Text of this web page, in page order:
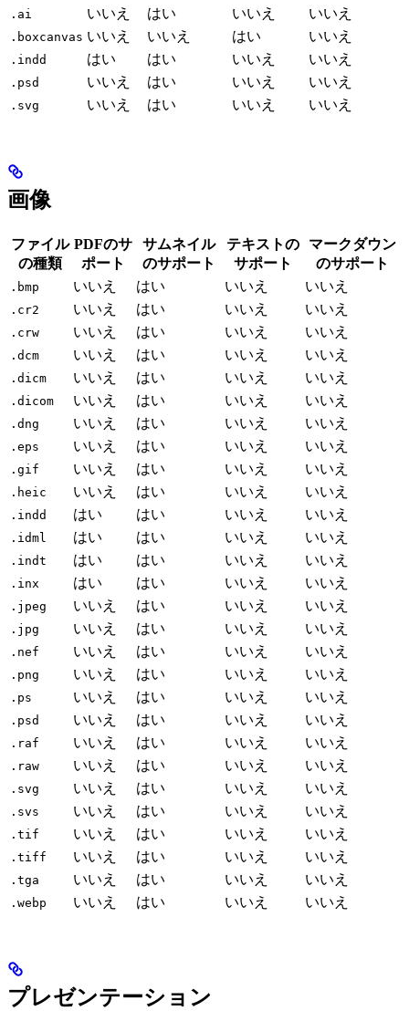
.ai いいえ はい いいえ いいえ
.boxcanvas いいえ いいえ はい いいえ
.indd はい はい いいえ いいえ
.psd いいえ はい いいえ いいえ
.svg いいえ はい いいえ いいえ
画像
ファイル
の種類
PDFのサ
ポート
サムネイル
のサポート
テキストの
サポート
マークダウン
のサポート
.bmp いいえ はい いいえ いいえ
.cr2 いいえ はい いいえ いいえ
.crw いいえ はい いいえ いいえ
.dcm いいえ はい いいえ いいえ
.dicm いいえ はい いいえ いいえ
.dicom いいえ はい いいえ いいえ
.dng いいえ はい いいえ いいえ
.eps いいえ はい いいえ いいえ
.gif いいえ はい いいえ いいえ
.heic いいえ はい いいえ いいえ
.indd はい はい いいえ いいえ
.idml はい はい いいえ いいえ
.indt はい はい いいえ いいえ
.inx はい はい いいえ いいえ
.jpeg いいえ はい いいえ いいえ
.jpg いいえ はい いいえ いいえ
.nef いいえ はい いいえ いいえ
.png いいえ はい いいえ いいえ
.ps いいえ はい いいえ いいえ
.psd いいえ はい いいえ いいえ
.raf いいえ はい いいえ いいえ
.raw いいえ はい いいえ いいえ
.svg いいえ はい いいえ いいえ
.svs いいえ はい いいえ いいえ
.tif いいえ はい いいえ いいえ
.tiff いいえ はい いいえ いいえ
.tga いいえ はい いいえ いいえ
.webp いいえ はい いいえ いいえ
プレゼンテーション